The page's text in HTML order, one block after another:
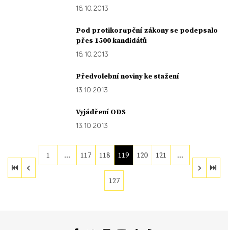
16. 10. 2013
Pod protikorupční zákony se podepsalo
přes 1500 kandidátů
16. 10. 2013
Předvolební noviny ke stažení
13. 10. 2013
Vyjádření ODS
13. 10. 2013
1 … 117 118 119 120 121 …
127